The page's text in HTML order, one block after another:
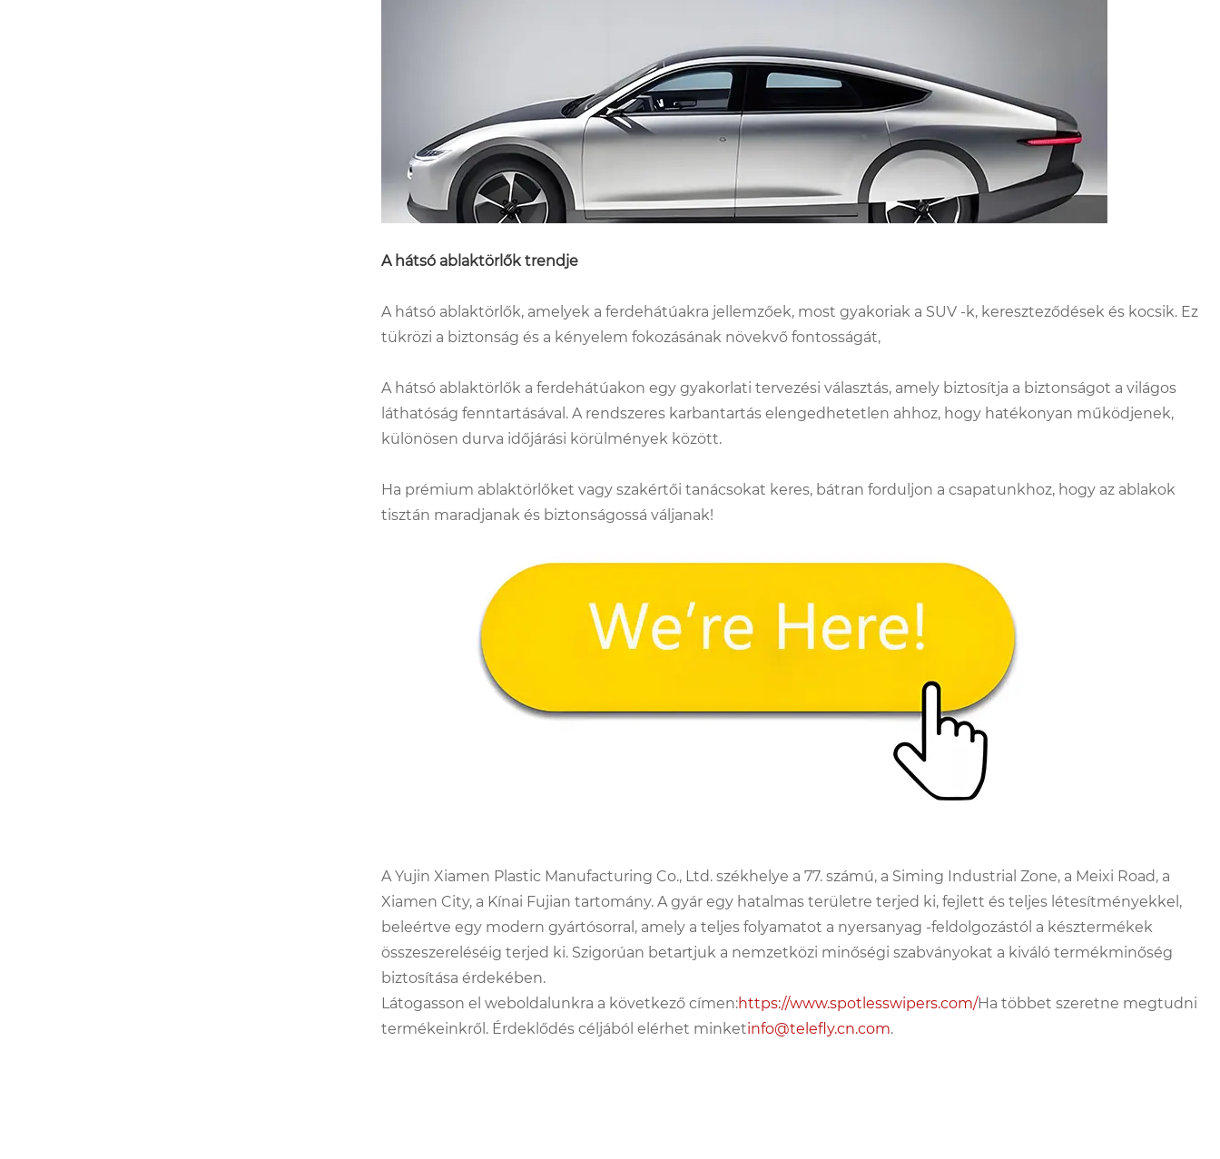
A hátsó ablaktörlők trendje
A hátsó ablaktörlők, amelyek a ferdehátúakra jellemzőek, most gyakoriak a SUV -k, kereszteződések és kocsik. Ez
tükrözi a biztonság és a kényelem fokozásának növekvő fontosságát,
A hátsó ablaktörlők a ferdehátúakon egy gyakorlati tervezési választás, amely biztosítja a biztonságot a világos
láthatóság fenntartásával. A rendszeres karbantartás elengedhetetlen ahhoz, hogy hatékonyan működjenek,
különösen durva időjárási körülmények között.
Ha prémium ablaktörlőket vagy szakértői tanácsokat keres, bátran forduljon a csapatunkhoz, hogy az ablakok
tisztán maradjanak és biztonságossá váljanak!
A Yujin Xiamen Plastic Manufacturing Co., Ltd. székhelye a 77. számú, a Siming Industrial Zone, a Meixi Road, a
Xiamen City, a Kínai Fujian tartomány. A gyár egy hatalmas területre terjed ki, fejlett és teljes létesítményekkel,
beleértve egy modern gyártósorral, amely a teljes folyamatot a nyersanyag -feldolgozástól a késztermékek
összeszereléséig terjed ki. Szigorúan betartjuk a nemzetközi minőségi szabványokat a kiváló termékminőség
biztosítása érdekében.
Látogasson el weboldalunkra a következő címen:https://www.spotlesswipers.com/Ha többet szeretne megtudni
termékeinkről. Érdeklődés céljából elérhet minketinfo@telefly.cn.com.